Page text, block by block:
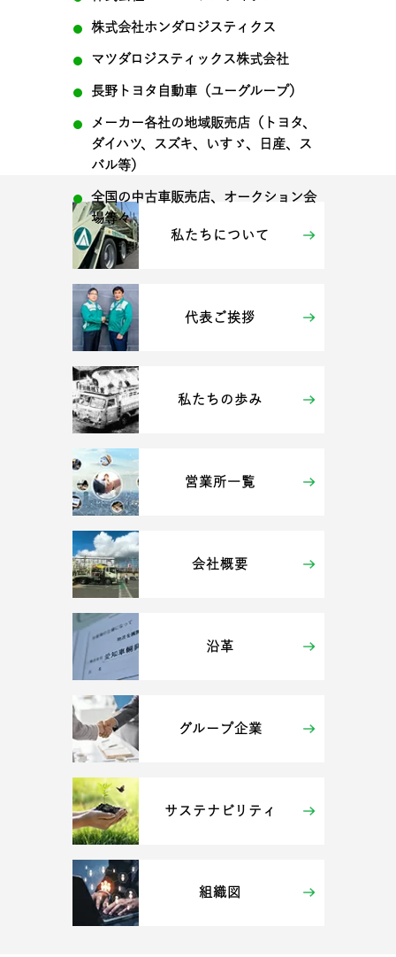
株式会社ホンダロジスティクス
マツダロジスティックス株式会社
長野トヨタ自動車（ユーグループ）
メーカー各社の地域販売店（トヨタ、
ダイハツ、スズキ、いすゞ、日産、ス
バル等）
全国の中古車販売店、オークション会
場等々
私たちについて
代表ご挨拶
私たちの歩み
営業所一覧
会社概要
沿革
グループ企業
サステナビリティ
組織図